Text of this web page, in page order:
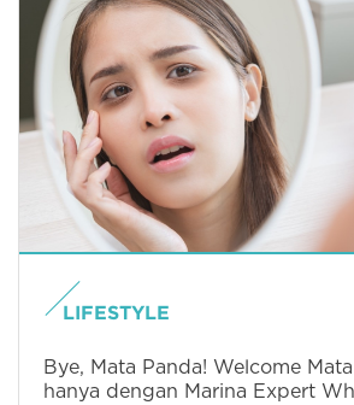
LIFESTYLE
Bye, Mata Panda! Welcome
hanya dengan Marina Expert